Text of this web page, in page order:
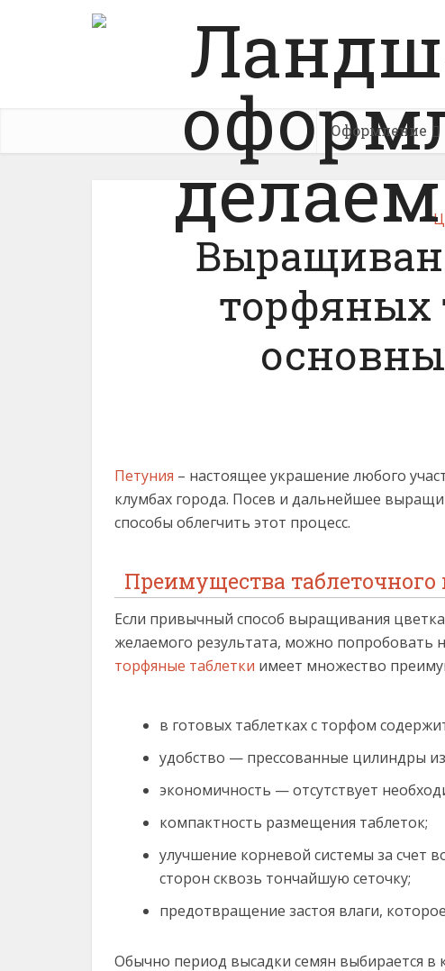
Оформление
торфяных
Петуния – настоящее украшение любого
клумбах города. Посев и дальнейшее
способы облегчить этот процесс.
Преимущества
Если привычный способ выращивания
желаемого результата, можно попробовать
торфяные таблетки имеет множество
в готовых таблетках с торфом
удобство — прессованные цилиндры
экономичность — отсутствует
компактность размещения таблеток;
улучшение корневой системы за счет
сторон сквозь тончайшую сеточку;
предотвращение застоя влаги,
Обычно период высадки семян выбирается в